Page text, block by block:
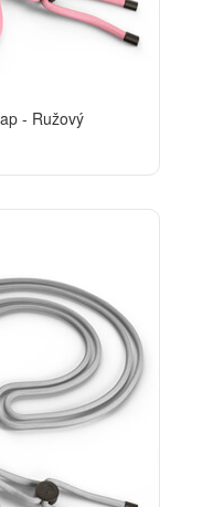
- Ružový